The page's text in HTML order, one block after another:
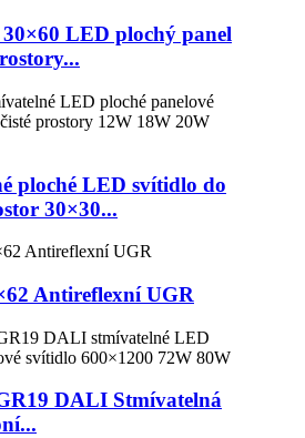
LED plochý panel
ploché LED svítidlo do
30×30...
Antireflexní UGR
DALI Stmívatelná